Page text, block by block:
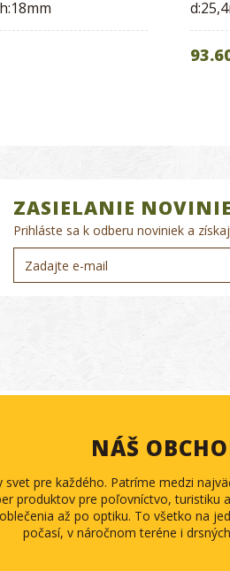
ZASIELANIE
Prihláste sa k odberu noviniek a
NÁŠ
pre každého. Patríme medzi
produktov pre poľovníctvo, turistiku
až po optiku. To všetko na
počasí, v náročnom teréne i